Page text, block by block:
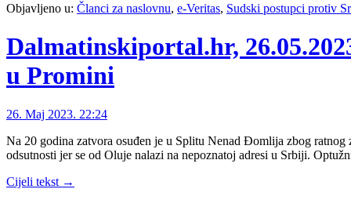
Objavljeno u: Članci za naslovnu, e-Veritas, Sudski postupci protiv
Dalmatinskiportal.hr,
u Promini
26. Maj 2023. 22:24
Na 20 godina zatvora osuđen je u Splitu Nenad Đomlija zbog
odsutnosti jer se od Oluje nalazi na nepoznatoj adresi u Srbiji.
Cijeli tekst →